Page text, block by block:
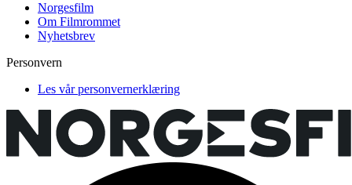
Norgesfilm
Om Filmrommet
Nyhetsbrev
Personvern
Les vår personvernerklæring